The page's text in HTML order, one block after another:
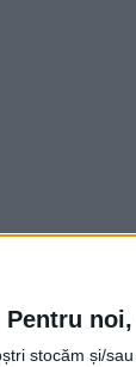
Pentru
stocăm și/